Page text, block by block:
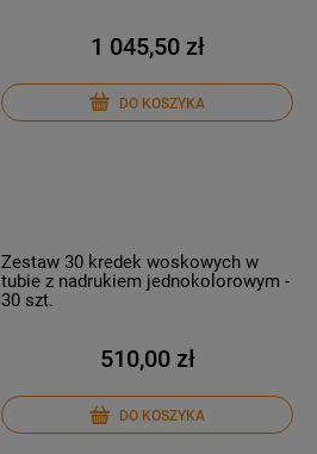
1 045,50 zł
DO KOSZYKA
Zestaw 30 kredek woskowych w
tubie z nadrukiem jednokolorowym -
30 szt.
510,00 zł
DO KOSZYKA